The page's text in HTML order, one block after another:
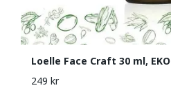
Loelle Face Craft 30 ml, EKO
249 kr